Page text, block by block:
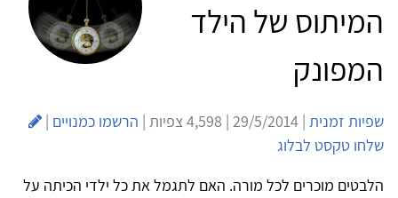
המיתוס של הילד
המפונק
שפיות זמנית | 29/5/2014 | 4,598 צפיות | הרשמו כמנויים |
שלחו טקסט לבלוג
הלבטים מוכרים לכל מורה. האם לתגמל את כל ילדי הכיתה על